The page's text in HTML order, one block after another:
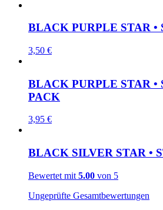
BLACK PURPLE STAR •
3,50 €
BLACK PURPLE STAR •
PACK
3,95 €
BLACK SILVER STAR •
Bewertet mit 5.00 von 5
Ungeprüfte Gesamtbewertungen